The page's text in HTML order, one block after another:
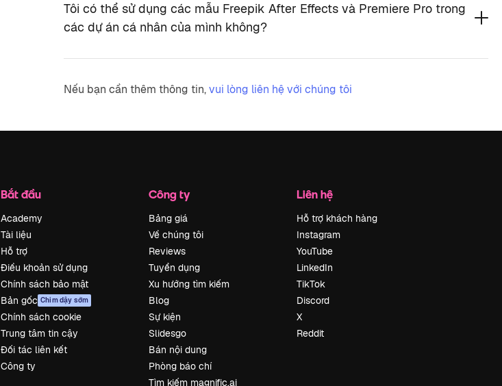
Tôi có thể sử dụng các mẫu Freepik After Effects và Premiere Pro trong
các dự án cá nhân của mình không?
Nếu bạn cần thêm thông tin,vui lòng liên hệ với chúng tôi
Bắt đầu
Academy
Tài liệu
Hỗ trợ
Điều khoản sử dụng
Chính sách bảo mật
Bản gốc Chim dậy sớm
Chính sách cookie
Trung tâm tin cậy
Đối tác liên kết
Công ty
Công ty
Bảng giá
Về chúng tôi
Reviews
Tuyển dụng
Xu hướng tìm kiếm
Blog
Sự kiện
Slidesgo
Bán nội dung
Phòng báo chí
Tìm kiếm magnific.ai
Liên hệ
Hỗ trợ khách hàng
Instagram
YouTube
LinkedIn
TikTok
Discord
X
Reddit